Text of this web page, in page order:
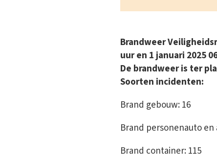
Brandweer
uur en 1 januari 2025
De brandweer is ter
Soorten incidenten:
Brand gebouw: 16
Brand personenauto
Brand container: 115